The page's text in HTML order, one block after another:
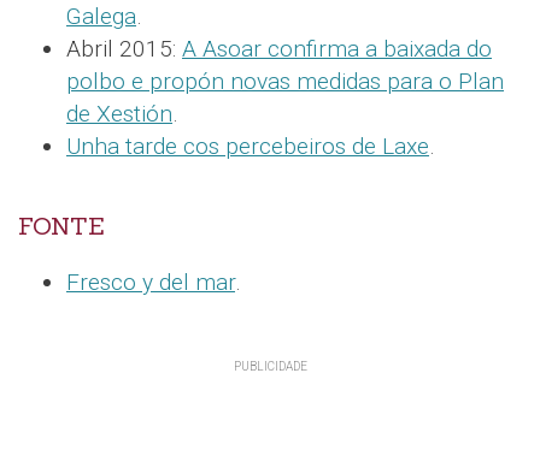
Galega.
Abril 2015: A Asoar confirma a baixada do
polbo e propón novas medidas para o Plan
de Xestión.
Unha tarde cos percebeiros de Laxe.
FONTE
Fresco y del mar.